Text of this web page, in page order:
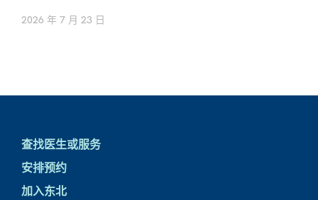
2026 年 7 月 23 日
查找医生或服务
安排预约
加入东北